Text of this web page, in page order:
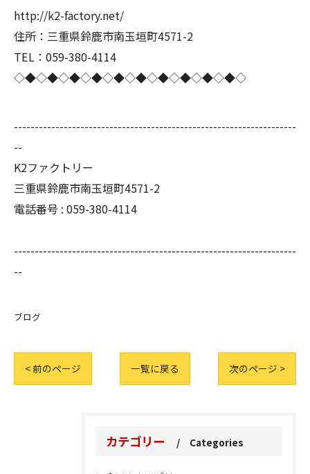
http://k2-factory.net/
住所：三重県鈴鹿市南玉垣町4571-2
TEL：059-380-4114
◇◆◇◆◇◆◇◆◇◆◇◆◇◆◇◆◇◆◇◆◇
--------------------------------------------------------------------
--
K2ファクトリー
三重県鈴鹿市南玉垣町4571-2
電話番号 : 059-380-4114
--------------------------------------------------------------------
--
ブログ
< 前のページ 一覧に戻る 次のページ >
カテゴリー Categories